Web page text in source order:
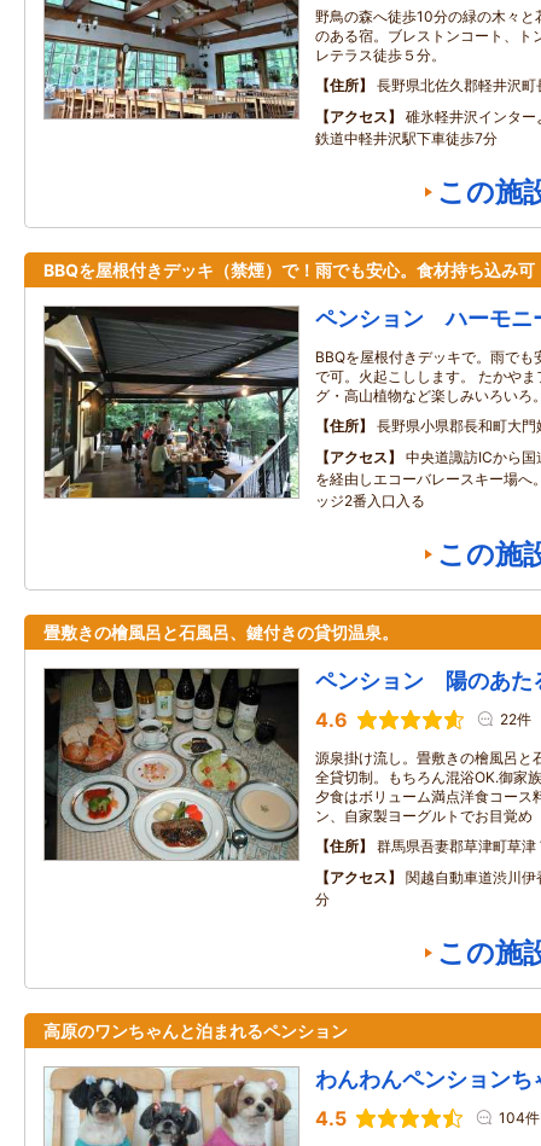
野鳥の森へ徒歩10分の緑の木々
のある宿。ブレストンコート、ト
レテラス徒歩５分。
住所
長野県北佐久郡軽井沢町
アクセス
碓氷軽井沢インタ
鉄道中軽井沢駅下車徒歩7分
この施
BBQを屋根付きデッキ（禁煙）で！雨でも安心。食材持ち込み可
ペンション ハーモニ
BBQを屋根付きデッキで。雨で
で可。火起こしします。 たかや
グ・高山植物など楽しみいろいろ
住所
長野県小県郡長和町大
アクセス
中央道諏訪ICから
を経由しエコーバレースキー場へ
ッジ2番入口入る
この施
畳敷きの檜風呂と石風呂、鍵付きの貸切温泉。
ペンション 陽のあた
4.6 22件
源泉掛け流し。畳敷きの檜風呂と
全貸切制。もちろん混浴OK.御家
夕食はボリューム満点洋食コース
ン、自家製ヨーグルトでお目覚め
住所
群馬県吾妻郡草津町草津
アクセス
関越自動車道渋川
分
この施
高原のワンちゃんと泊まれるペンション
わんわんペンションち
4.5 104件